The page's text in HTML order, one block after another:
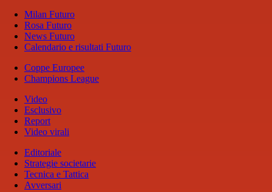
Milan Futuro
Rosa Futuro
News Futuro
Calendario e risultati Futuro
Coppe Europee
Champions League
Video
Esclusivo
Report
Video virali
Editoriale
Strategie societarie
Tecnica e Tattica
Avversari